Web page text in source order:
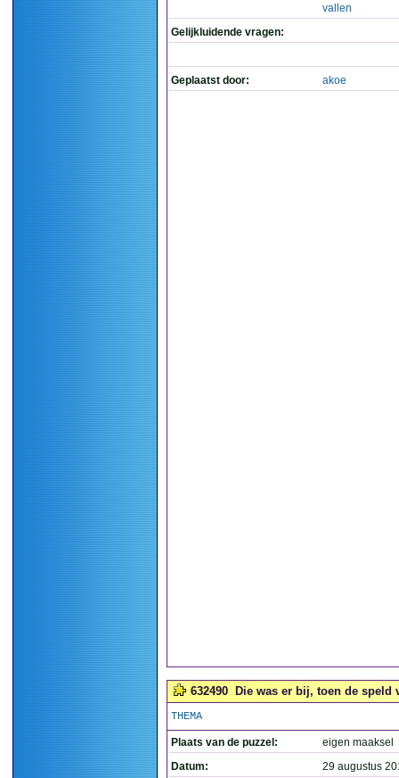
vallen
Gelijkluidende vragen:
Geplaatst door: akoe
632490 Die was er bij, toen de speld
THEMA
Plaats van de puzzel:
eigen maaksel
Datum:
29 augustus